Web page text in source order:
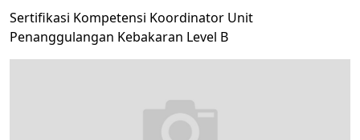
Sertifikasi Kompetensi Koordinator Unit
Penanggulangan Kebakaran Level B